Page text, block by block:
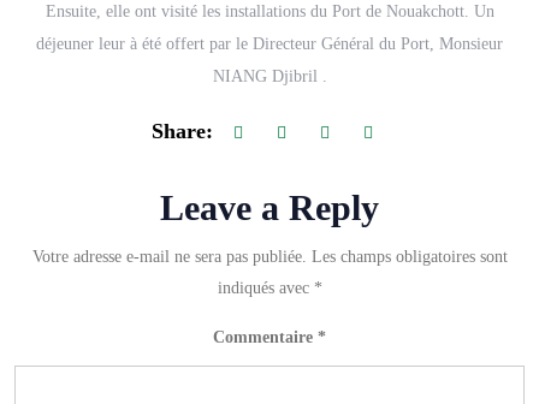
Ensuite, elle ont visité les installations du Port de Nouakchott. Un
déjeuner leur à été offert par le Directeur Général du Port, Monsieur
NIANG Djibril .
Share:
Leave a Reply
Votre adresse e-mail ne sera pas publiée. Les champs obligatoires sont
indiqués avec *
Commentaire *